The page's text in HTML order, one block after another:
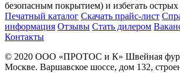
безопасным покрытием) и избегать острых
Печатный каталог Скачать прайс-лист
информация Отзывы Стать дилером
Контакты
© 2020 ООО «ПРОТОС и К» Швейная
Москве. Варшавское шоссе, дом 132,